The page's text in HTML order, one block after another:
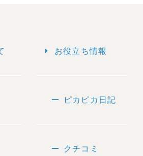
arrow_right お役立ち情報
remove ピカピカ日記
remove クチコミ